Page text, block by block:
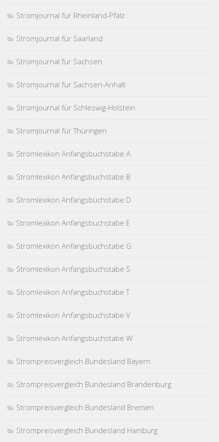
Stromjournal für Rheinland-Pfalz
Stromjournal für Saarland
Stromjournal für Sachsen
Stromjournal für Sachsen-Anhalt
Stromjournal für Schleswig-Holstein
Stromjournal für Thüringen
Stromlexikon Anfangsbuchstabe A
Stromlexikon Anfangsbuchstabe B
Stromlexikon Anfangsbuchstabe D
Stromlexikon Anfangsbuchstabe E
Stromlexikon Anfangsbuchstabe G
Stromlexikon Anfangsbuchstabe S
Stromlexikon Anfangsbuchstabe T
Stromlexikon Anfangsbuchstabe V
Stromlexikon Anfangsbuchstabe W
Strompreisvergleich Bundesland Bayern
Strompreisvergleich Bundesland Brandenburg
Strompreisvergleich Bundesland Bremen
Strompreisvergleich Bundesland Hamburg